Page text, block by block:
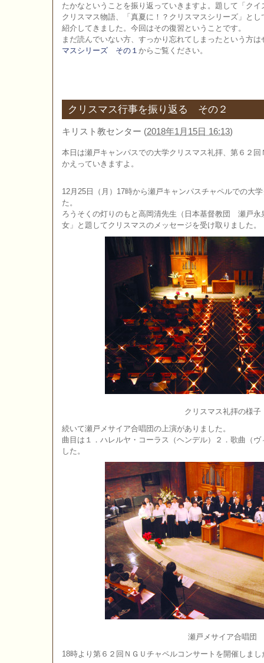
たかなということを振り返っていきますよ。題して「ク
クリスマス物語、「真夏に！？クリスマスシリーズ」と
紹介してきました。今回はその復習ということです。
まだ読んでいない方、すっかり忘れてしまったという方は
マスシリーズ その１ からご覧ください。
クリスマス行事を振り返る その２
キリスト教センター (2018年1月15日 16:13)
本日は瀬戸キャンパスでの大学クリスマス礼拝、第６２
かえっていきますよ。
12月25日（月）17時から瀬戸キャンパスチャペルでの大
た。
ろうそくの灯りのもと高岡清先生（日本基督教団 瀬戸永
女」と題してクリスマスのメッセージを受け取りました。
クリスマス礼拝の様子
続いて瀬戸メサイア合唱団の上演がありました。
曲目は１．ハレルヤ・コーラス（ヘンデル）２．歌曲（
した。
瀬戸メサイア合唱団
18時より第６２回ＮＧＵチャペルコンサートを開催しまし